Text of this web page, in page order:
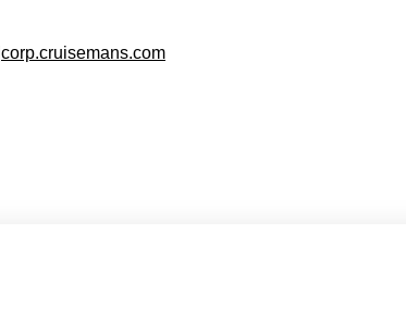
corp.cruisemans.com